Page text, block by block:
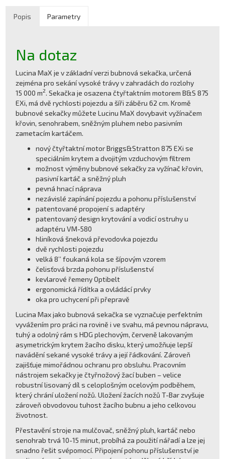
Popis Parametry
Na dotaz
Lucina MaX je v základní verzi bubnová sekačka, určená
zejména pro sekání vysoké trávy v zahradách do rozlohy
15 000 m2. Sekačka je osazena čtyřtaktním motorem B&S 875
EXi, má dvě rychlosti pojezdu a šíři záběru 62 cm. Kromě
bubnové sekačky můžete Lucinu MaX dovybavit vyžínačem
křovin, senohrabem, sněžným pluhem nebo pasivním
zametacím kartáčem.
nový čtyřtaktní motor Briggs&Stratton 875 EXi se
speciálním krytem a dvojitým vzduchovým filtrem
možnost výměny bubnové sekačky za vyžínač křovin,
pasivní kartáč a sněžný pluh
pevná hnací náprava
nezávislé zapínání pojezdu a pohonu příslušenství
patentované propojení s adaptéry
patentovaný design krytování a vodicí ostruhy u
adaptéru VM-580
hliníková šneková převodovka pojezdu
dvě rychlosti pojezdu
velká 8’’ foukaná kola se šípovým vzorem
čelisťová brzda pohonu příslušenství
kevlarové řemeny Optibelt
ergonomická řídítka a ovládácí prvky
oka pro uchycení při přepravě
Lucina Max jako bubnová sekačka se vyznačuje perfektním
vyvážením pro práci na rovině i ve svahu, má pevnou nápravu,
tuhý a odolný rám s HDG plechovým, červeně lakovaným
asymetrickým krytem žacího disku, který umožňuje lepší
navádění sekané vysoké trávy a její řádkování. Zároveň
zajišťuje mimořádnou ochranu pro obsluhu. Pracovním
nástrojem sekačky je čtyřnožový žací buben – velice
robustní lisovaný díl s celoplošným ocelovým podběhem,
který chrání uložení nožů. Uložení žacích nožů T-Bar zvyšuje
zároveň obvodovou tuhost žacího bubnu a jeho celkovou
životnost.
Přestavění stroje na mulčovač, sněžný pluh, kartáč nebo
senohrab trvá 10-15 minut, probíhá za použití nářadí a lze jej
snadno řešit svépomocí. Připojení pohonu příslušenství je